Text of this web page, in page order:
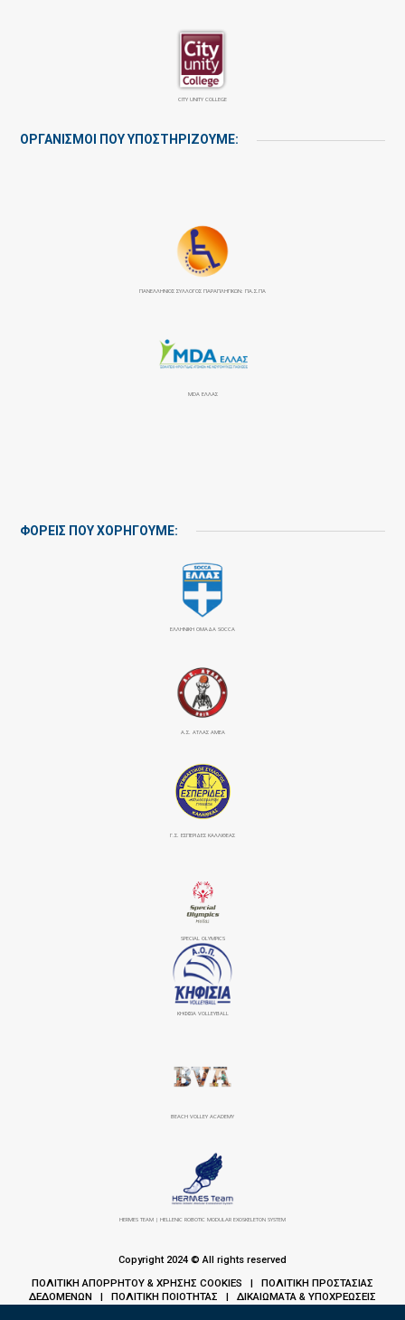
CITY UNITY COLLEGE
ΟΡΓΑΝΙΣΜΟΙ ΠΟΥ ΥΠΟΣΤΗΡΙΖΟΥΜΕ:
ΠΑΝΕΛΛΉΝΙΟΣ ΣΎΛΛΟΓΟΣ ΠΑΡΑΠΛΗΓΙΚΏΝ: ΠΑ.Σ.ΠΑ
MDA ΕΛΛΑΣ
ΦΟΡΕΙΣ ΠΟΥ ΧΟΡΗΓΟΥΜΕ:
ΕΛΛΗΝΙΚΗ ΟΜΑΔΑ SOCCA
Α.Σ. ΑΤΛΑΣ ΑΜΕΑ
Γ.Σ. ΕΣΠΕΡΙΔΕΣ ΚΑΛΛΙΘΕΑΣ
SPECIAL OLYMPICS
ΚΗΦΙΣΙΆ VOLLEYBALL
BEACH VOLLEY ACADEMY
HERMES TEAM | HELLENIC ROBOTIC MODULAR EXOSKELETON SYSTEM
Copyright 2024 © All rights reserved
ΠΟΛΙΤΙΚΗ ΑΠΟΡΡΗΤΟΥ & ΧΡΗΣΗΣ COOKIES
ΠΟΛΙΤΙΚΗ ΠΡΟΣΤΑΣΙΑΣ
ΔΕΔΟΜΕΝΩΝ
ΠΟΛΙΤΙΚΗ ΠΟΙΟΤΗΤΑΣ
ΔΙΚΑΙΩΜΑΤΑ & ΥΠΟΧΡΕΩΣΕΙΣ